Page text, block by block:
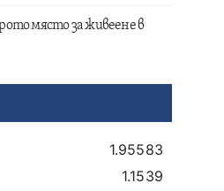
място за живеене в
1.95583
1.1539